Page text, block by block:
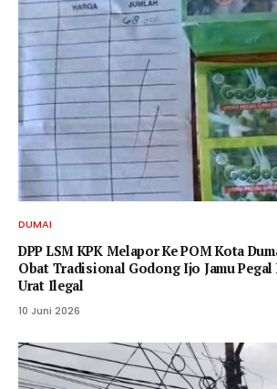
DUMAI
DPP LSM KPK Melapor Ke POM Kota
Obat Tradisional Godong Ijo Jamu Pegal
Urat Ilegal
10 Juni 2026